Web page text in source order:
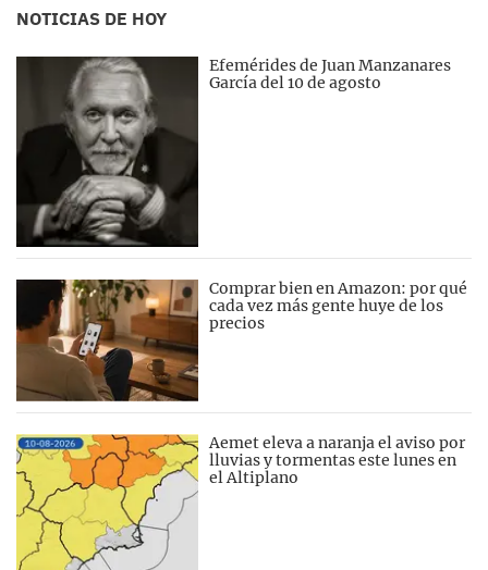
NOTICIAS DE HOY
Efemérides de Juan Manzanares
García del 10 de agosto
Comprar bien en Amazon: por qué
cada vez más gente huye de los
precios
Aemet eleva a naranja el aviso por
lluvias y tormentas este lunes en
el Altiplano